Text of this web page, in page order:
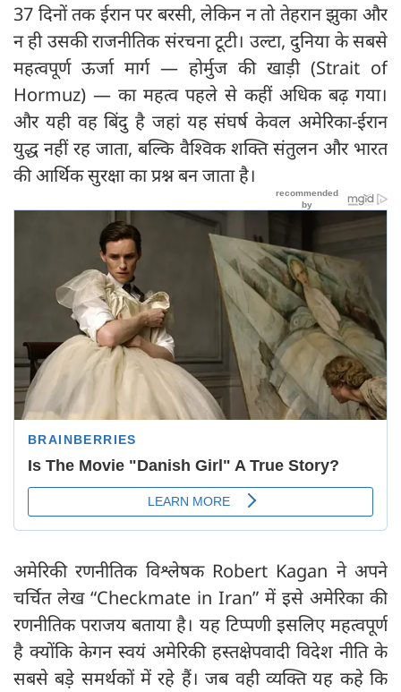
37 दिनों तक ईरान पर बरसी, लेकिन न तो तेहरान झुका और
न ही उसकी राजनीतिक संरचना टूटी। उल्टा, दुनिया के सबसे
महत्वपूर्ण ऊर्जा मार्ग — होर्मुज की खाड़ी (Strait of
Hormuz) — का महत्व पहले से कहीं अधिक बढ़ गया।
और यही वह बिंदु है जहां यह संघर्ष केवल अमेरिका-ईरान
युद्ध नहीं रह जाता, बल्कि वैश्विक शक्ति संतुलन और भारत
की आर्थिक सुरक्षा का प्रश्न बन जाता है।
अमेरिकी रणनीतिक विश्लेषक Robert Kagan ने अपने
चर्चित लेख “Checkmate in Iran” में इसे अमेरिका की
रणनीतिक पराजय बताया है। यह टिप्पणी इसलिए महत्वपूर्ण
है क्योंकि केगन स्वयं अमेरिकी हस्तक्षेपवादी विदेश नीति के
सबसे बड़े समर्थकों में रहे हैं। जब वही व्यक्ति यह कहे कि